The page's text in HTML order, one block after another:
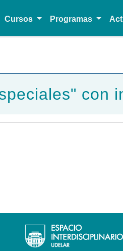
Cursos Programas
con